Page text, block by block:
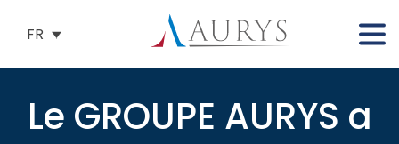
FR
Le GROUPE AURYS a